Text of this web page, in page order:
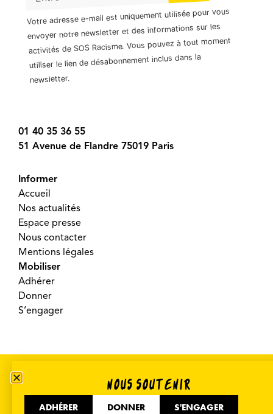
Votre adresse e-mail est uniquement utilisée pour vous
envoyer notre newsletter et des informations sur les
activités de SOS Racisme. Vous pouvez à tout moment
utiliser le lien de désabonnement inclus dans la
newsletter.
01 40 35 36 55
51 Avenue de Flandre 75019 Paris
Informer
Accueil
Nos actualités
Espace presse
Nous contacter
Mentions légales
Mobiliser
Adhérer
Donner
S’engager
NOUS SOUTENIR
ADHÉRER DONNER S'ENGAGER